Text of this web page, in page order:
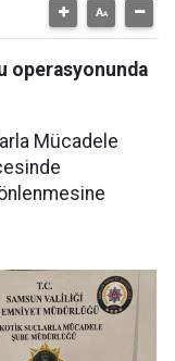
operasyonunda
Mücadele